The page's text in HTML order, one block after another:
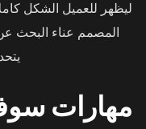
ليظهر للعميل الشكل
المصمم عناء البحث